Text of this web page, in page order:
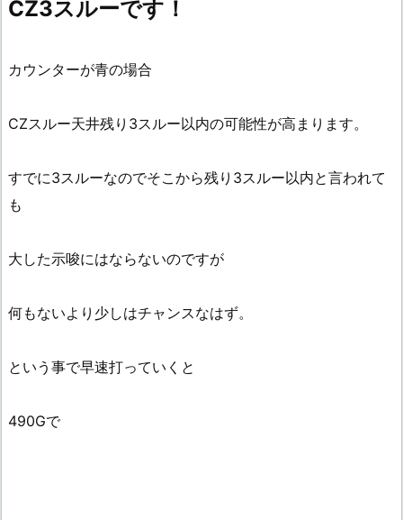
CZ3スルーです！
カウンターが青の場合
CZスルー天井残り3スルー以内の可能性が高まります。
すでに3スルーなのでそこから残り3スルー以内と言われて
も
大した示唆にはならないのですが
何もないより少しはチャンスなはず。
という事で早速打っていくと
490Gで